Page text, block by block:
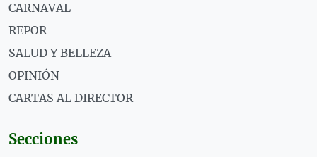
CARNAVAL
REPOR
SALUD Y BELLEZA
OPINIÓN
CARTAS AL DIRECTOR
Secciones